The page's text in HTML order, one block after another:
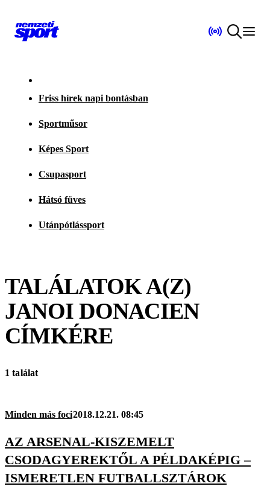
Friss hírek napi bontásban
Sportműsor
Képes Sport
Csupasport
Hátsó füves
Utánpótlássport
TALÁLATOK A(Z)
JANOI DONACIEN
CÍMKÉRE
1 találat
Minden más foci2018.12.21. 08:45
AZ ARSENAL-KISZEMELT
CSODAGYEREKTŐL A PÉLDAKÉPIG –
ISMERETLEN FUTBALLSZTÁROK